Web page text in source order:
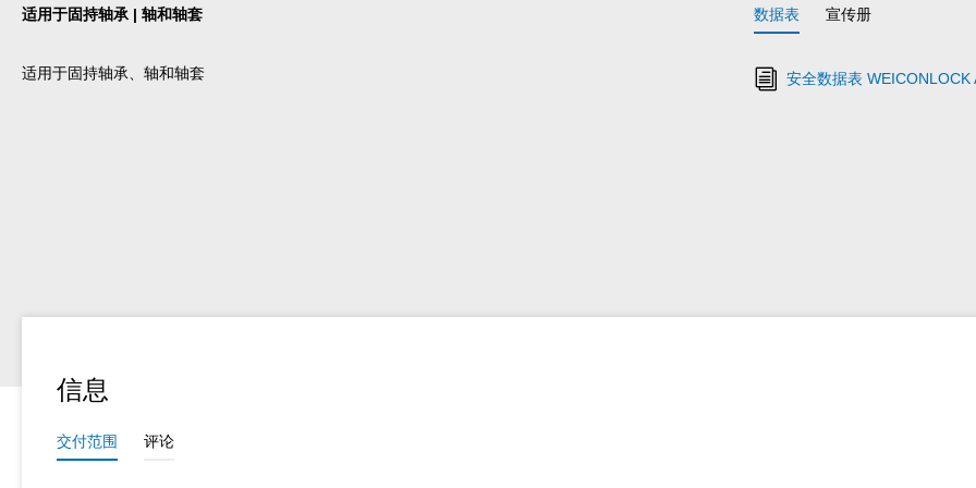
适用于固持轴承 | 轴和轴套
适用于固持轴承、轴和轴套
数据表 宣传册
安全数据表 WEICONLOCK
信息
交付范围 评论